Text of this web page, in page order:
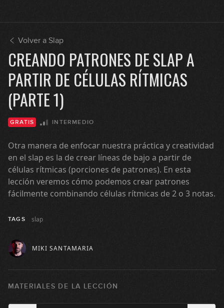
Volver a Slap
CREANDO PATRONES DE SLAP A
PARTIR DE CÉLULAS RÍTMICAS
(PARTE 1)
GRATIS INTERMEDIO
Otra manera de enfocar nuestra práctica y creatividad
en el slap es la de crear líneas de bajo a partir de
células rítmicas (porciones de patrones). En esta
lección veremos cómo podemos crear patrones
fácilmente combinando células rítmicas de 2 o 3 notas.
TAGS slap
MIKI SANTAMARIA
MATERIALES DE LA LECCIÓNEl golpe de pulgar